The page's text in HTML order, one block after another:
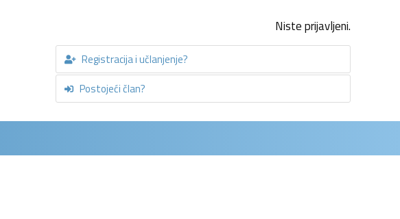
Niste prijavljeni.
Registracija i učlanjenje?
Postojeći član?